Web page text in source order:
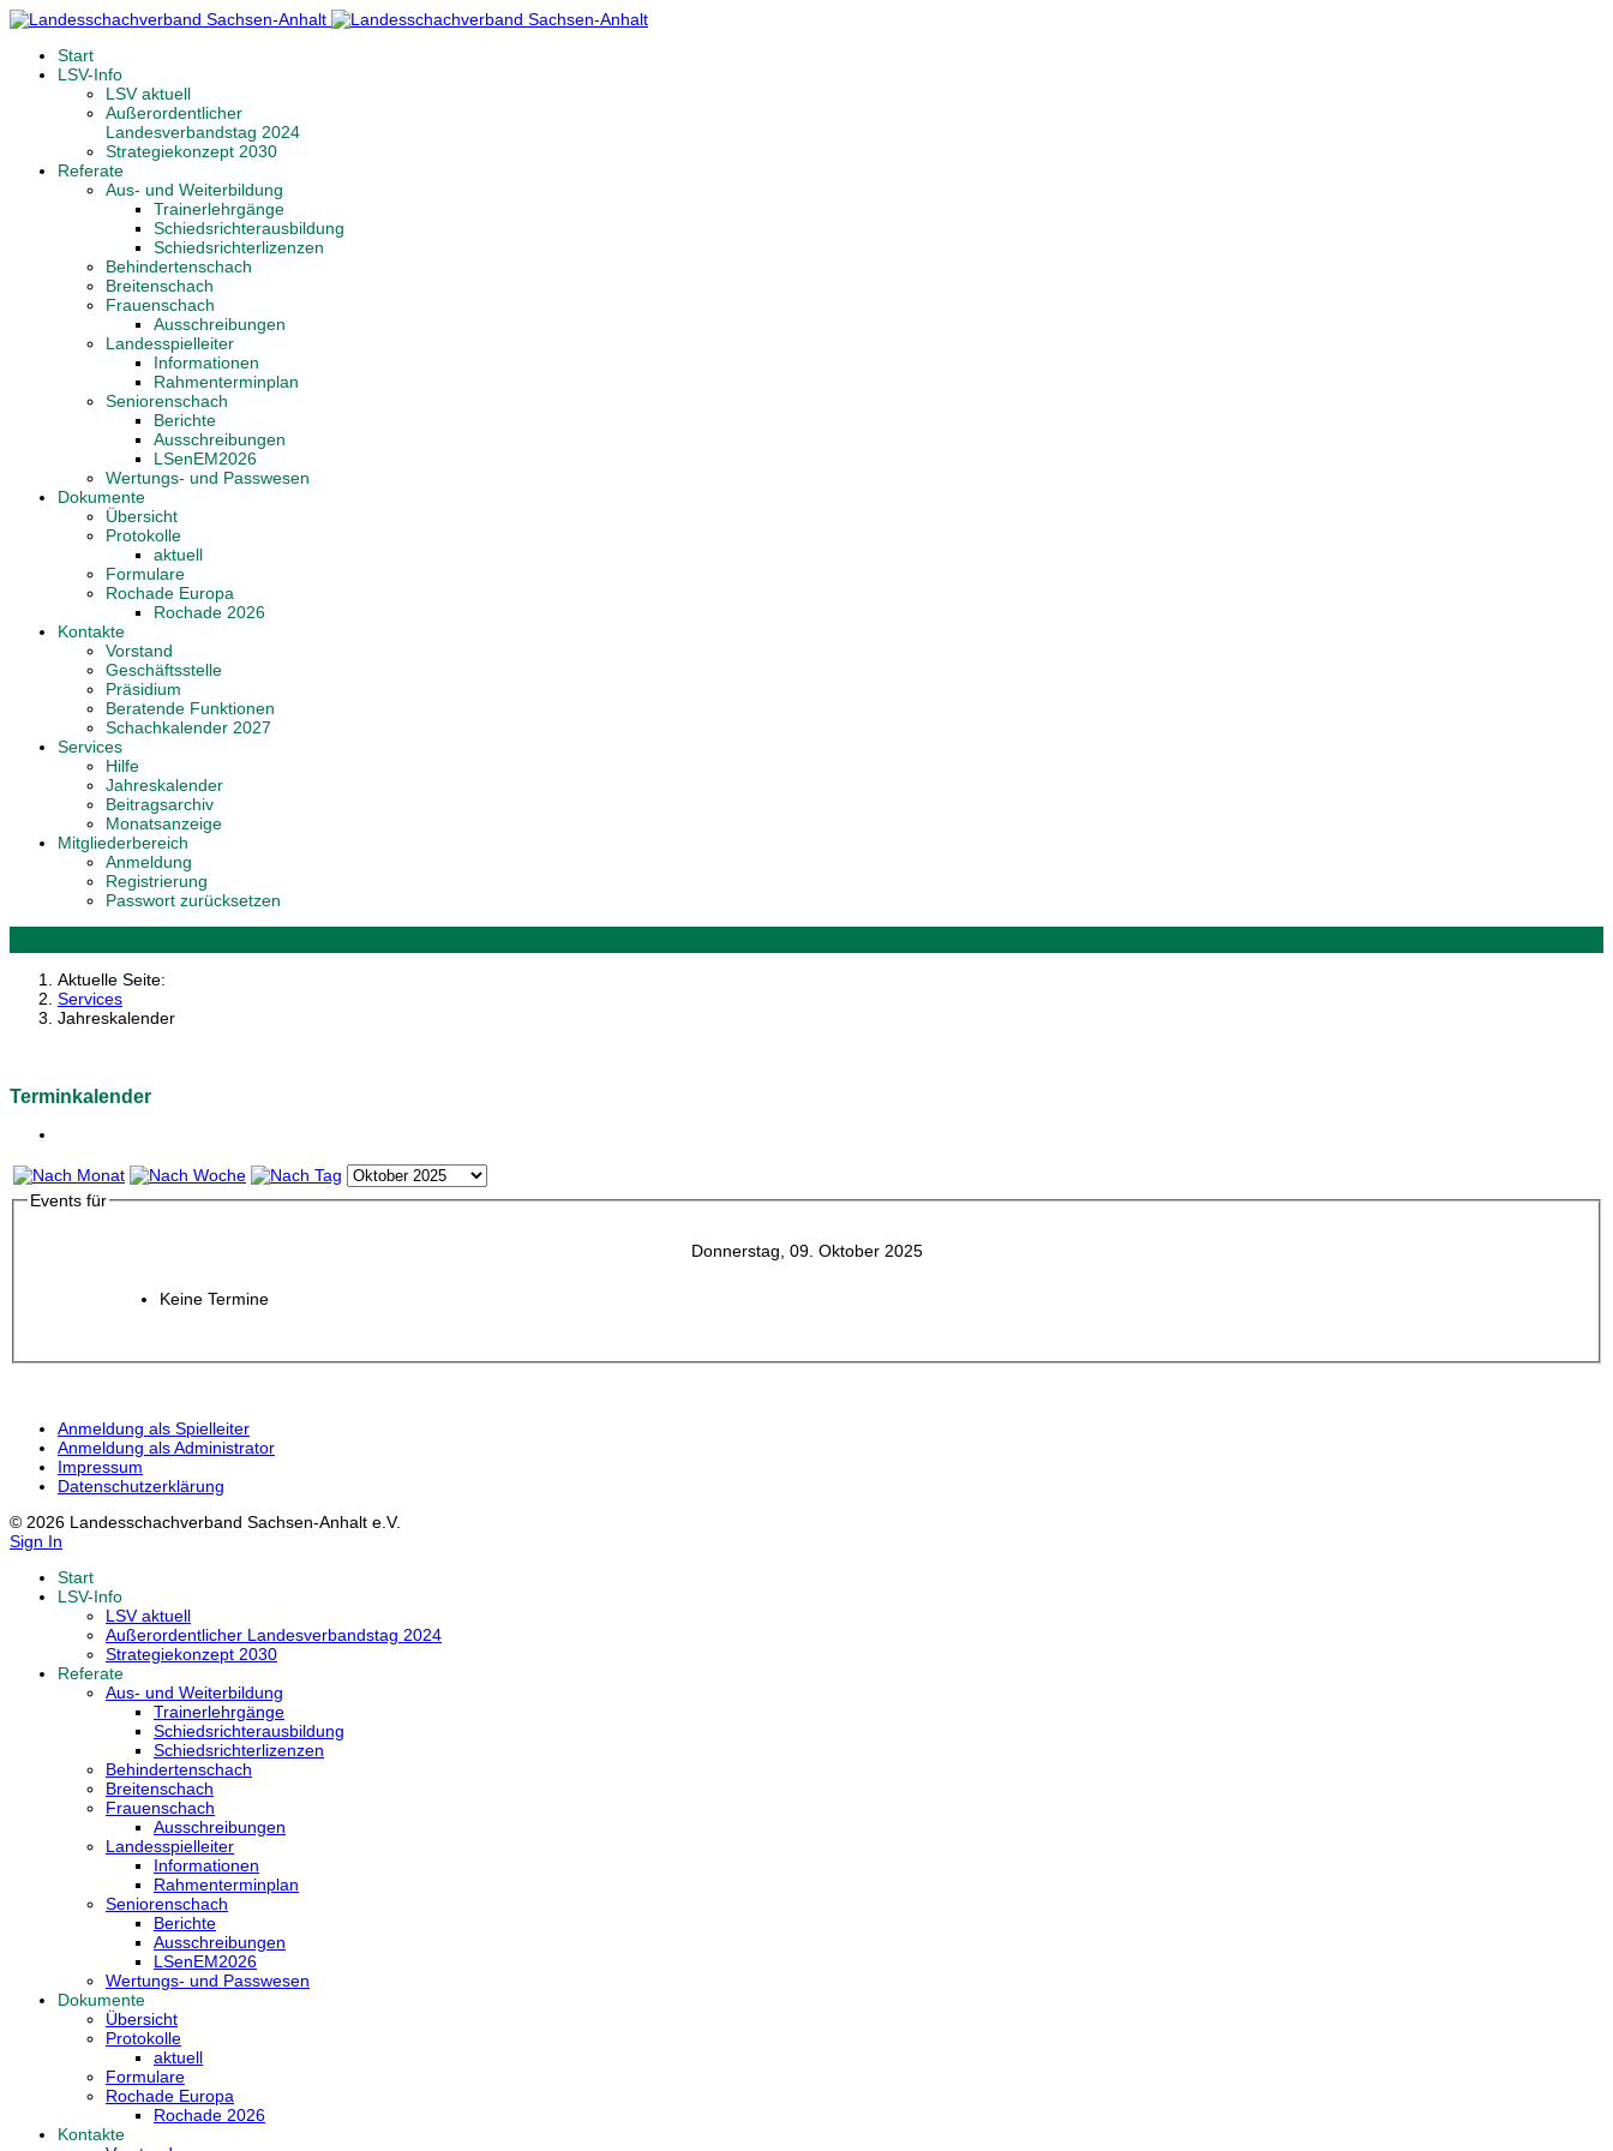
Start
LSV-Info
LSV aktuell
Außerordentlicher
Landesverbandstag 2024
Strategiekonzept 2030
Referate
Aus- und Weiterbildung
Trainerlehrgänge
Schiedsrichterausbildung
Schiedsrichterlizenzen
Behindertenschach
Breitenschach
Frauenschach
Ausschreibungen
Landesspielleiter
Informationen
Rahmenterminplan
Seniorenschach
Berichte
Ausschreibungen
LSenEM2026
Wertungs- und Passwesen
Dokumente
Übersicht
Protokolle
aktuell
Formulare
Rochade Europa
Rochade 2026
Kontakte
Vorstand
Geschäftsstelle
Präsidium
Beratende Funktionen
Schachkalender 2027
Services
Hilfe
Jahreskalender
Beitragsarchiv
Monatsanzeige
Mitgliederbereich
Anmeldung
Registrierung
Passwort zurücksetzen
Aktuelle Seite:
Services
Jahreskalender
Terminkalender
Events für
Donnerstag, 09. Oktober 2025
Keine Termine
Anmeldung als Spielleiter
Anmeldung als Administrator
Impressum
Datenschutzerklärung
© 2026 Landesschachverband Sachsen-Anhalt e.V.
Sign In
Start
LSV-Info
LSV aktuell
Außerordentlicher Landesverbandstag 2024
Strategiekonzept 2030
Referate
Aus- und Weiterbildung
Trainerlehrgänge
Schiedsrichterausbildung
Schiedsrichterlizenzen
Behindertenschach
Breitenschach
Frauenschach
Ausschreibungen
Landesspielleiter
Informationen
Rahmenterminplan
Seniorenschach
Berichte
Ausschreibungen
LSenEM2026
Wertungs- und Passwesen
Dokumente
Übersicht
Protokolle
aktuell
Formulare
Rochade Europa
Rochade 2026
Kontakte